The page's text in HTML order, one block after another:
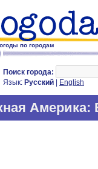
по городам
Поиск города:
Язык: Русский English
Америка: